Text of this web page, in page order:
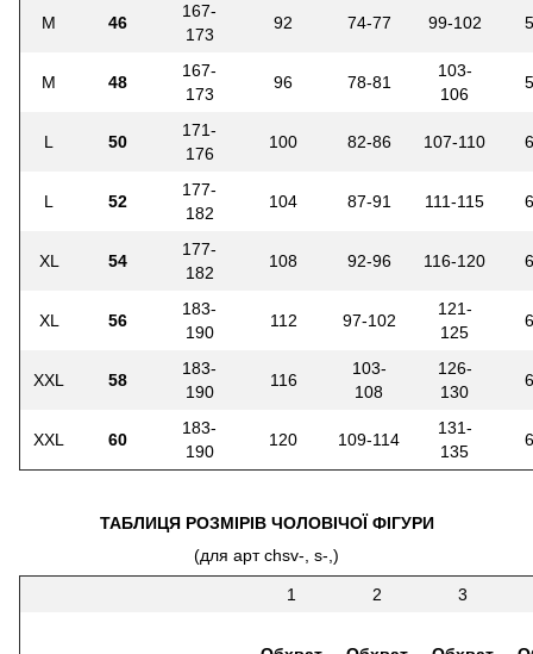
M 46
167-
173
92 74-77 99-102
M 48
167-
173
96 78-81
103-
106
L 50
171-
176
100 82-86 107-110
L 52
177-
182
104 87-91 111-115
XL 54
177-
182
108 92-96 116-120
XL 56
183-
190
112 97-102
121-
125
XXL 58
183-
190
116
103-
108
126-
130
XXL 60
183-
190
120 109-114
131-
135
ТАБЛИЦЯ РОЗМІРІВ ЧОЛОВІЧОЇ ФІГУРИ
(для арт chsv-, s-,)
1 2 3